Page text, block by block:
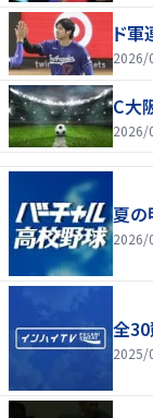
ド軍
2026/
C大
2026/
夏の
2026/
全30
2025/